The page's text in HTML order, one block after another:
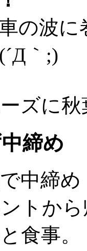
の波
｀;)
ズに
締め
中締め
トか
食事。